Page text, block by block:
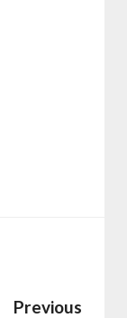
Previous